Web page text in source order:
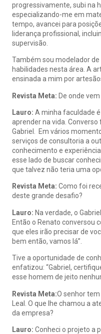
progressivamente, subi na
especializando-me em
tempo, avancei para
liderança profissional,
supervisão.
Também sou modelador
habilidades nesta área. A
ensinada a mim por
Revista Meta: De onde
Lauro: A minha faculdade
aprender na vida.
Gabriel. Em vários
serviços de consultoria a
conhecimento e
esse lado de buscar
que talvez não teria uma
Revista Meta: Como foi
deste grande desafio?
Lauro: Na verdade, o
Então o Renato conversou
que eles irão precisar de
bem então, vamos lá”.
Tive a oportunidade de
enfatizou: “Gabriel,
esse homem de jeito
Revista Meta:O senhor
Leal. O que lhe chamou a
da empresa?
Lauro: Conheci o projeto a